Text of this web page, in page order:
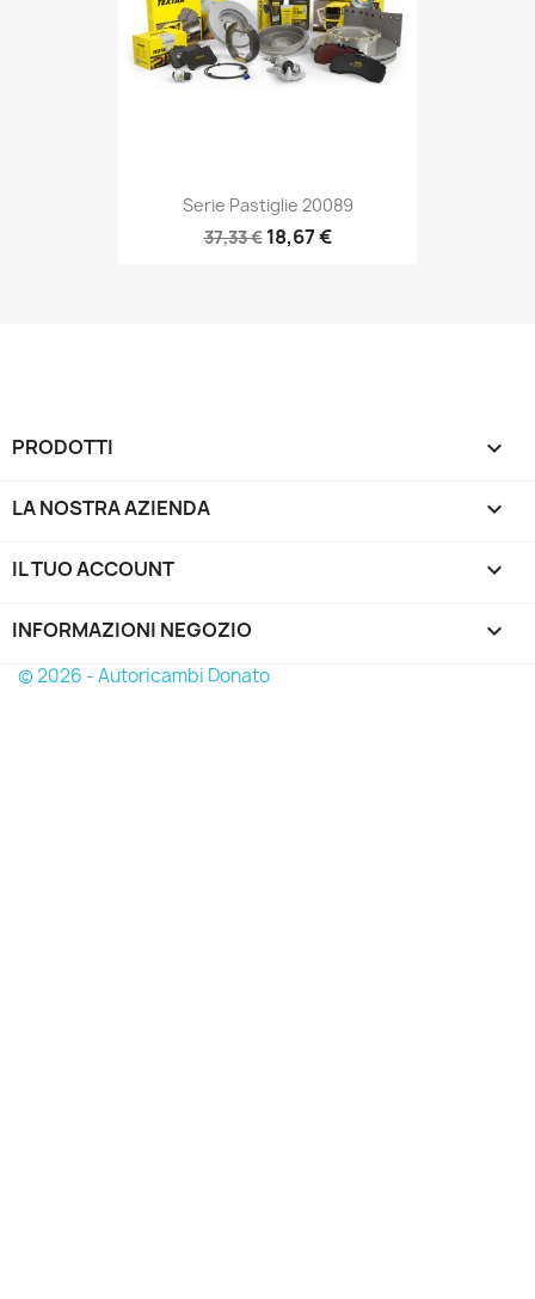
Serie Pastiglie 20089
37,33 € 18,67 €
PRODOTTI 
LA NOSTRA AZIENDA 
IL TUO ACCOUNT 
INFORMAZIONI NEGOZIO keyboard_arrow_down
© 2026 - Autoricambi Donato